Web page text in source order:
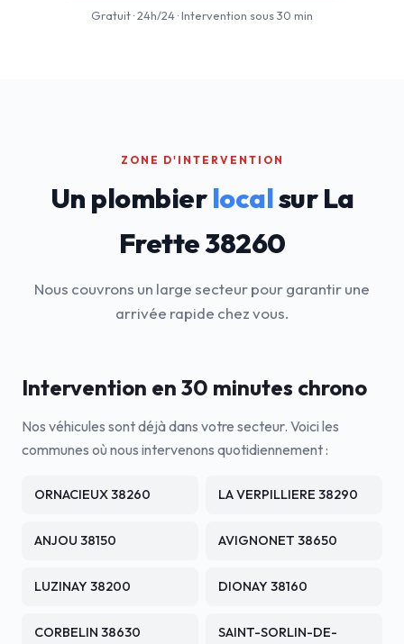
Gratuit · 24h/24 · Intervention sous 30 min
ZONE D'INTERVENTION
Un plombierlocalsur La
Frette 38260
Nous couvrons un large secteur pour garantir une
arrivée rapide chez vous.
Intervention en 30 minutes chrono
Nos véhicules sont déjà dans votre secteur. Voici les
communes où nous intervenons quotidiennement :
ORNACIEUX 38260 LA VERPILLIERE 38290
ANJOU 38150 AVIGNONET 38650
LUZINAY 38200 DIONAY 38160
CORBELIN 38630
SAINT-SORLIN-DE-